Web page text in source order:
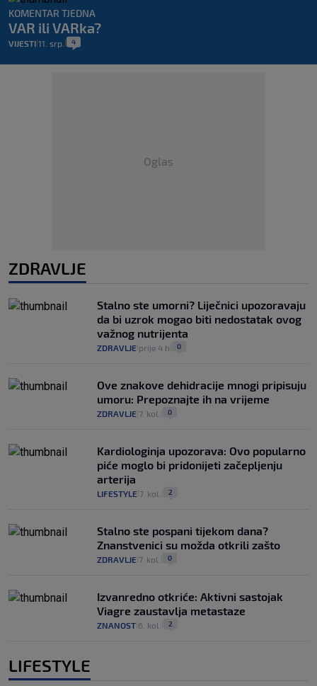
KOMENTAR TJEDNA
VAR ili VARka?
VIJESTI 11. srp. 4
Oglas
ZDRAVLJE
Stalno ste umorni? Liječnici upozoravaju
da bi uzrok mogao biti nedostatak ovog
važnog nutrijenta
ZDRAVLJE prije 4 h 0
Ove znakove dehidracije mnogi pripisuju
umoru: Prepoznajte ih na vrijeme
ZDRAVLJE 7. kol. 0
Kardiologinja upozorava: Ovo popularno
piće moglo bi pridonijeti začepljenju
arterija
LIFESTYLE 7. kol. 2
Stalno ste pospani tijekom dana?
Znanstvenici su možda otkrili zašto
ZDRAVLJE 7. kol. 0
Izvanredno otkriće: Aktivni sastojak
Viagre zaustavlja metastaze
ZNANOST 6. kol. 2
LIFESTYLE